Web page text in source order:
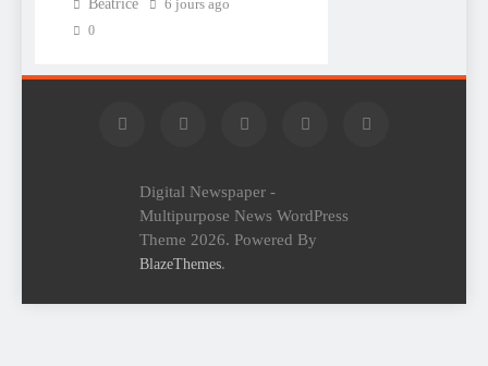
Béatrice 6 jours ago
0
Digital Newspaper -
Multipurpose News WordPress
Theme 2026. Powered By
BlazeThemes.